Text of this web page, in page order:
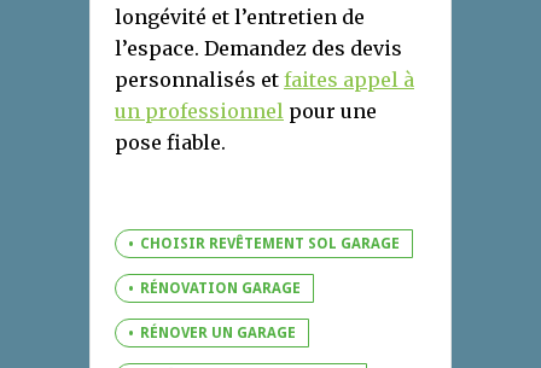
longévité et l’entretien de
l’espace. Demandez des devis
personnalisés et faites appel à
un professionnel pour une
pose fiable.
CHOISIR REVÊTEMENT SOL GARAGE
RÉNOVATION GARAGE
RÉNOVER UN GARAGE